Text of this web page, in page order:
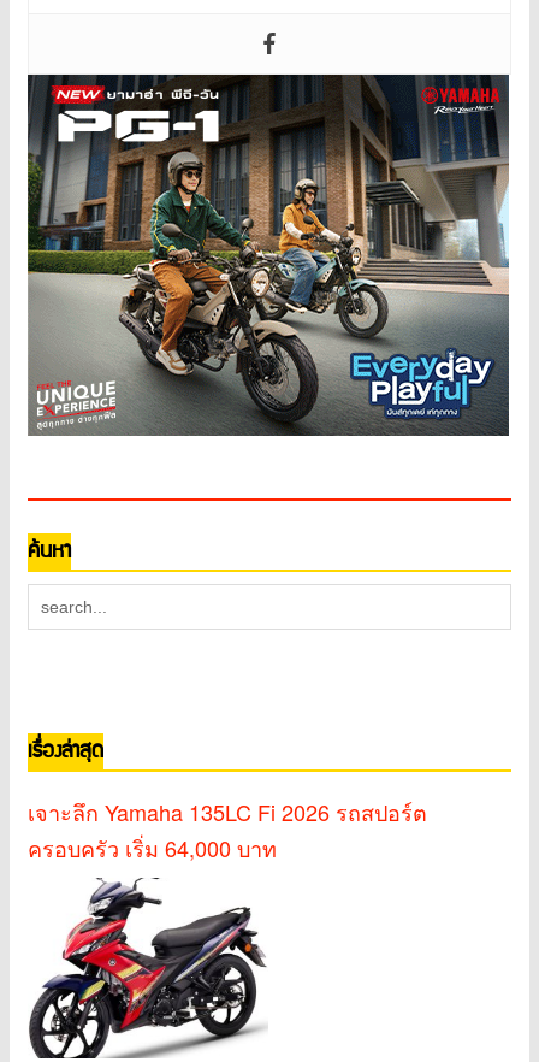
ค้นหา
เรื่องล่าสุด
เจาะลึก Yamaha 135LC Fi 2026 รถสปอร์ต
ครอบครัว เริ่ม 64,000 บาท